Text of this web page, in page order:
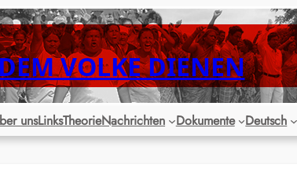
VOLKE DIENEN
unsLinksTheorieNachrichten Dokumente Deutsch